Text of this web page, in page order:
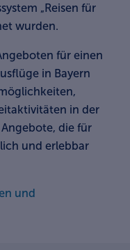
„Reisen für
wurden.
für einen
in Bayern
in der
die für
und erlebbar
und